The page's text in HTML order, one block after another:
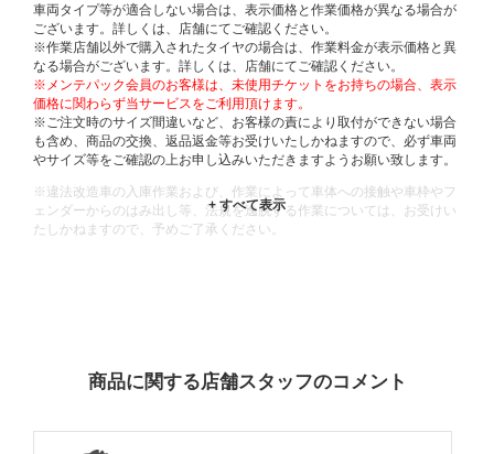
車両タイプ等が適合しない場合は、表示価格と作業価格が異なる場合が
ございます。詳しくは、店舗にてご確認ください。
※作業店舗以外で購入されたタイヤの場合は、作業料金が表示価格と異
なる場合がございます。詳しくは、店舗にてご確認ください。
※メンテパック会員のお客様は、未使用チケットをお持ちの場合、表示
価格に関わらず当サービスをご利用頂けます。
※ご注文時のサイズ間違いなど、お客様の責により取付ができない場合
も含め、商品の交換、返品返金等お受けいたしかねますので、必ず車両
やサイズ等をご確認の上お申し込みいただきますようお願い致します。
※違法改造車の入庫作業および、作業によって車体への接触や車枠やフ
ェンダーからのはみ出し等、法規を逸脱する作業については、お受けい
たしかねますので、予めご了承ください。
商品に関する店舗スタッフのコメント